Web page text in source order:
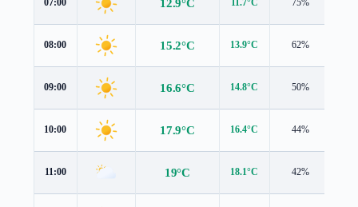
07:00 12.9°C 11.7°C 75%
08:00 15.2°C 13.9°C 62%
09:00 16.6°C 14.8°C 50%
10:00 17.9°C 16.4°C 44%
11:00 19°C 18.1°C 42%